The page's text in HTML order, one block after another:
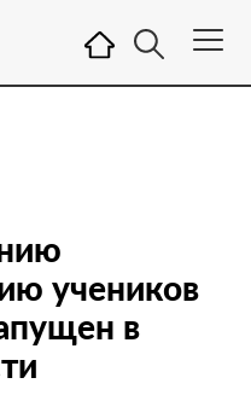
учеников
в